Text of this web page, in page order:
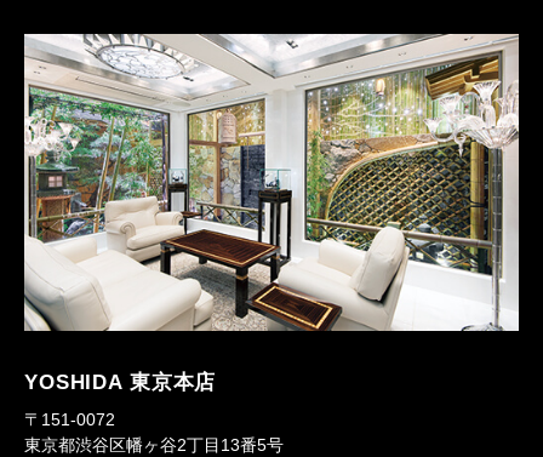
YOSHIDA 東京本店
〒151-0072
東京都渋谷区幡ヶ谷2丁目13番5号